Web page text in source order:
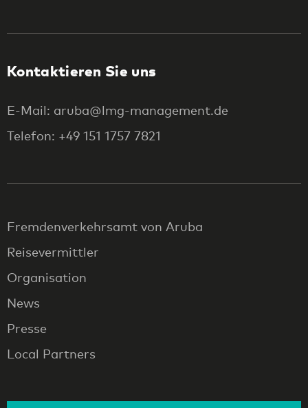
Kontaktieren Sie uns
E-Mail: aruba@lmg-management.de
Telefon: +49 151 1757 7821
Fremdenverkehrsamt von Aruba
Reisevermittler
Organisation
News
Presse
Local Partners